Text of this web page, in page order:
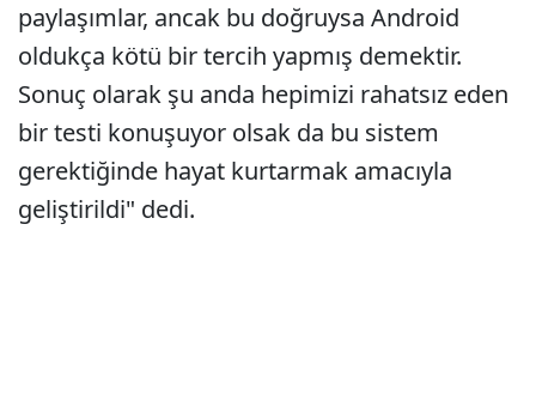
paylaşımlar, ancak bu doğruysa Android
oldukça kötü bir tercih yapmış demektir.
Sonuç olarak şu anda hepimizi rahatsız eden
bir testi konuşuyor olsak da bu sistem
gerektiğinde hayat kurtarmak amacıyla
geliştirildi" dedi.